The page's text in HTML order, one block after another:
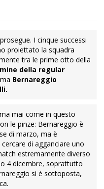
prosegue. I cinque successi
proiettato la squadra
tra le prime otto della
della regular
Bernareggio
mai come in questo
le pinze: Bernareggio è
di marzo, ma è
di agganciare uno
estremamente diverso
4 dicembre, soprattutto
si è sottoposta,